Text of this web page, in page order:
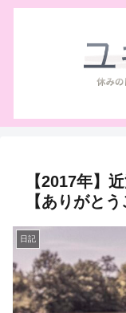
【2017年】
【ありがと
日記